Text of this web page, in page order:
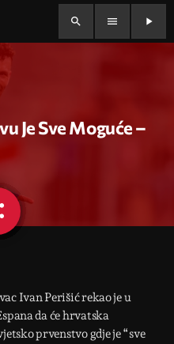
search menu play_arrow
Je Sve Moguće –
Ivan Perišić rekao je u
da će hrvatska
prvenstvo gdje je “sve